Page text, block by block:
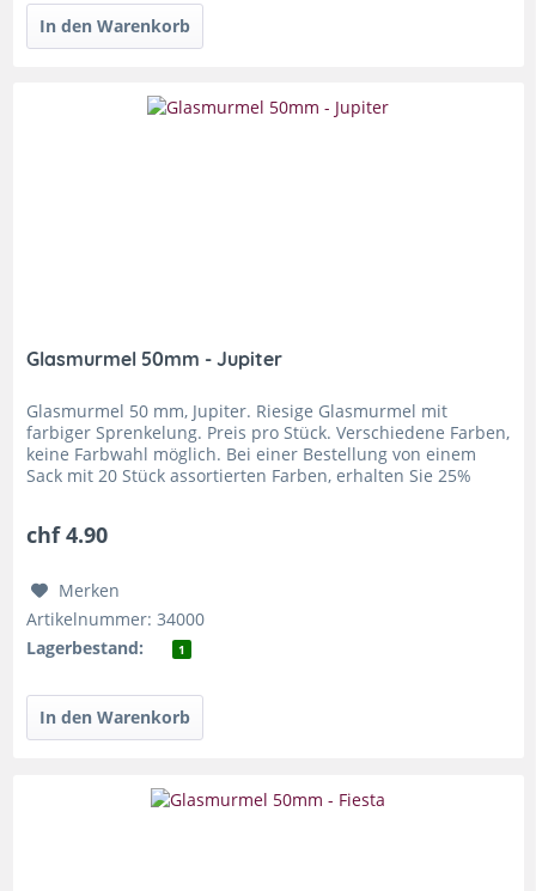
Glasmurmel 50mm - Jupiter
Glasmurmel 50 mm, Jupiter. Riesige Glasmurmel mit
farbiger Sprenkelung. Preis pro Stück. Verschiedene Farben,
keine Farbwahl möglich. Bei einer Bestellung von einem
Sack mit 20 Stück assortierten Farben, erhalten Sie 25%
chf 4.90
Merken
Artikelnummer: 34000
Lagerbestand:
1